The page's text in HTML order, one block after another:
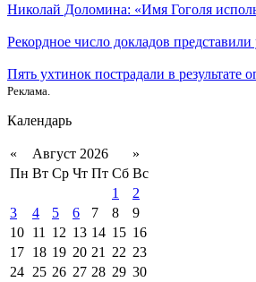
Николай Доломина: «Имя Гоголя
Рекордное число докладов представили
Пять ухтинок пострадали в результате
Реклама.
Календарь
« Август 2026
»
Пн Вт Ср Чт Пт Сб Вс
1
2
3
4 5 6 7 8
9
10 11 12 13 14 15 16
17 18 19 20 21 22 23
24 25 26 27 28 29 30